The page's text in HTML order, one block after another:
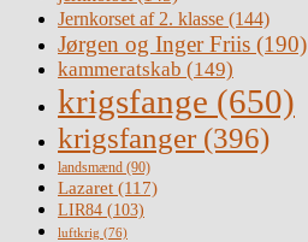
Jernkorset af 2. klasse (144)
Jørgen og Inger Friis (190)
kammeratskab (149)
krigsfange (650)
krigsfanger (396)
landsmænd (90)
Lazaret (117)
LIR84 (103)
luftkrig (76)